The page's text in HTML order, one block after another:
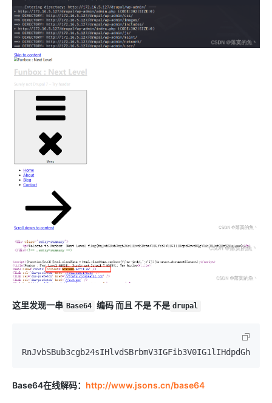
这里发现一串 Base64 编码 而且 不是 不是 drupal
Base64在线解码： http://www.jsons.cn/base64